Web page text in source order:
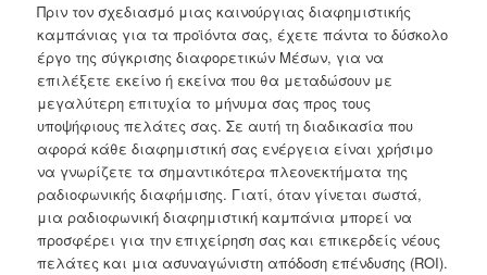
Πριν τον σχεδιασμό μιας καινούργιας διαφημιστικής
καμπάνιας για τα προϊόντα σας, έχετε πάντα το δύσκολο
έργο της σύγκρισης διαφορετικών Μέσων, για να
επιλέξετε εκείνο ή εκείνα που θα μεταδώσουν με
μεγαλύτερη επιτυχία το μήνυμα σας προς τους
υποψήφιους πελάτες σας. Σε αυτή τη διαδικασία που
αφορά κάθε διαφημιστική σας ενέργεια είναι χρήσιμο
να γνωρίζετε τα σημαντικότερα πλεονεκτήματα της
ραδιοφωνικής διαφήμισης. Γιατί, όταν γίνεται σωστά,
μια ραδιοφωνική διαφημιστική καμπάνια μπορεί να
προσφέρει για την επιχείρηση σας και επικερδείς νέους
πελάτες και μια ασυναγώνιστη απόδοση επένδυσης (ROI).